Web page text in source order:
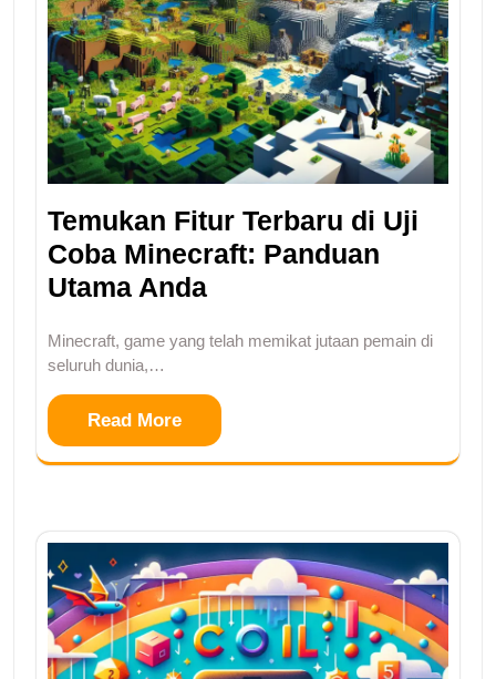
Temukan Fitur Terbaru di Uji
Coba Minecraft: Panduan
Utama Anda
Minecraft, game yang telah memikat jutaan pemain di
seluruh dunia,…
Read More